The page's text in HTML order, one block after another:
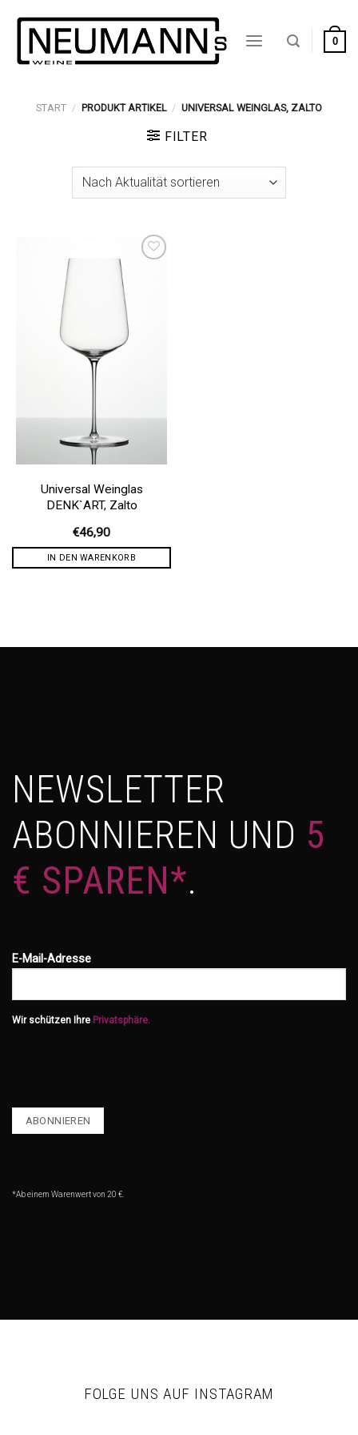
Inhalt
springen
0
START / PRODUKT ARTIKEL / UNIVERSAL WEINGLAS, ZALTO
FILTER
Wunschliste
Universal Weinglas
DENK`ART, Zalto
€46,90
IN DEN WARENKORB
NEWSLETTER
ABONNIEREN UND 5
€ SPAREN*.
E-Mail-Adresse
Wir schützen Ihre Privatsphäre.
*Ab einem Warenwert von 20 €.
FOLGE UNS AUF INSTAGRAM